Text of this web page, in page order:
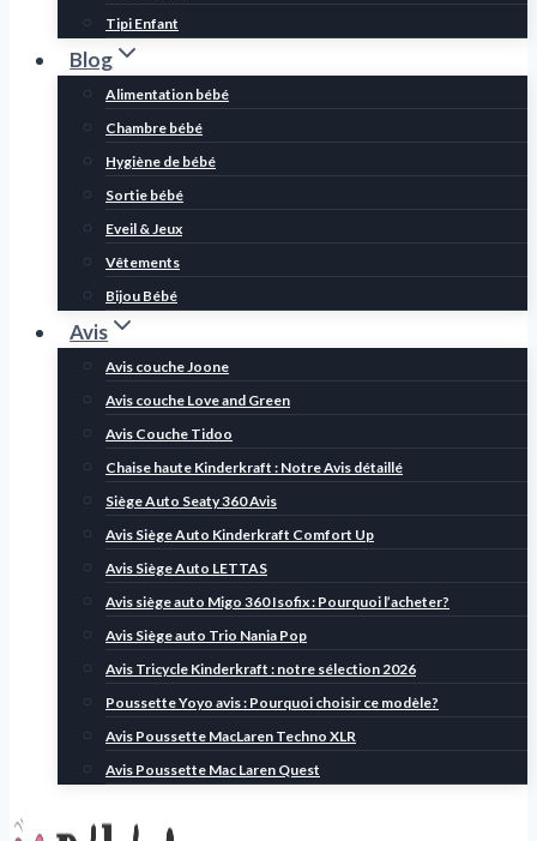
Tipi Enfant
Blog
Alimentation bébé
Chambre bébé
Hygiène de bébé
Sortie bébé
Eveil & Jeux
Vêtements
Bijou Bébé
Avis
Avis couche Joone
Avis couche Love and Green
Avis Couche Tidoo
Chaise haute Kinderkraft : Notre Avis détaillé
Siège Auto Seaty 360 Avis
Avis Siège Auto Kinderkraft Comfort Up
Avis Siège Auto LETTAS
Avis siège auto Migo 360 Isofix : Pourquoi l’acheter?
Avis Siège auto Trio Nania Pop
Avis Tricycle Kinderkraft : notre sélection 2026
Poussette Yoyo avis : Pourquoi choisir ce modèle?
Avis Poussette MacLaren Techno XLR
Avis Poussette Mac Laren Quest